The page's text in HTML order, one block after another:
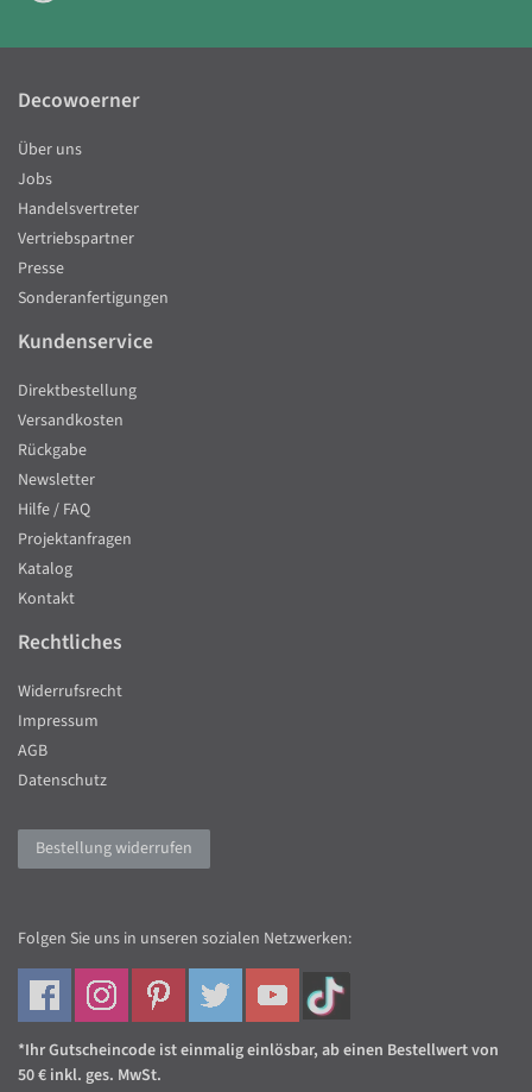
Decowoerner
Über uns
Jobs
Handelsvertreter
Vertriebspartner
Presse
Sonderanfertigungen
Kundenservice
Direktbestellung
Versandkosten
Rückgabe
Newsletter
Hilfe / FAQ
Projektanfragen
Katalog
Kontakt
Rechtliches
Widerrufsrecht
Impressum
AGB
Datenschutz
Bestellung widerrufen
Folgen Sie uns in unseren sozialen Netzwerken:
*Ihr Gutscheincode ist einmalig einlösbar, ab einen Bestellwert von
50 € inkl. ges. MwSt.